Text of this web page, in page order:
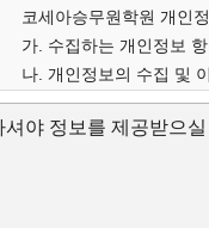
코세아승무원학원 개인
가. 수집하는 개인정보
나. 개인정보의 수집 및
다. 수집한 개인정보의
가. 수집하는 개인정보
야 정보를 제공받으